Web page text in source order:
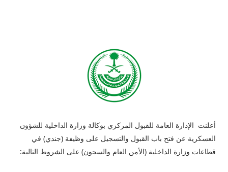
أعلنت الإدارة العامة للقبول المركزي بوكالة وزارة الداخلية للشؤون
العسكرية عن فتح باب القبول والتسجيل على وظيفة (جندي) في
قطاعات وزارة الداخلية (الأمن العام والسجون) على الشروط التالية: